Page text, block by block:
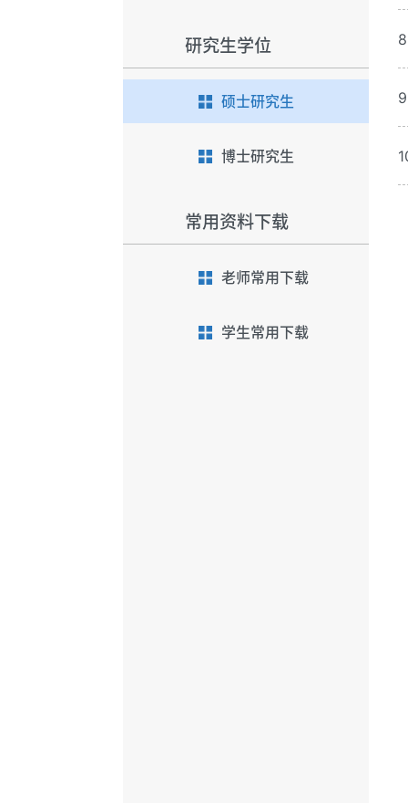
研究生学位
硕士研究生
博士研究生
常用资料下载
老师常用下载
学生常用下载